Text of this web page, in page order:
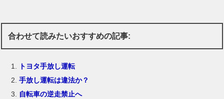
合わせて読みたいおすすめの記事:
トヨタ手放し運転
手放し運転は違法か？
自転車の逆走禁止へ